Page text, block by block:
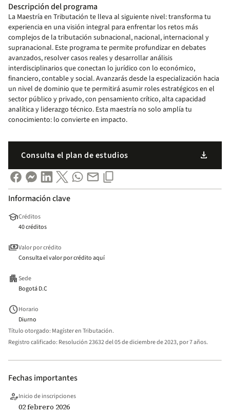
Descripción del programa
La Maestría en Tributación te lleva al siguiente nivel: transforma tu
experiencia en una visión integral para enfrentar los retos más
complejos de la tributación subnacional, nacional, internacional y
supranacional. Este programa te permite profundizar en debates
avanzados, resolver casos reales y desarrollar análisis
interdisciplinarios que conectan lo jurídico con lo económico,
financiero, contable y social. Avanzarás desde la especialización hacia
un nivel de dominio que te permitirá asumir roles estratégicos en el
sector público y privado, con pensamiento crítico, alta capacidad
analítica y liderazgo técnico. Esta maestría no solo amplía tu
conocimiento: lo convierte en impacto.
Consulta el plan de estudios download
Información clave
schoolCréditos
40 créditos
paymentsValor por crédito
Consulta el valor por crédito aquí
apartmentSede
Bogotá D.C
scheduleHorario
Diurno
Título otorgado: Magíster en Tributación.
Registro calificado: Resolución 23632 del 05 de diciembre de 2023, por 7 años.
Fechas importantes
person_editInicio de inscripciones
02 febrero 2026